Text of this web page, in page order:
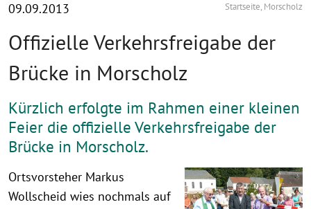
09.09.2013 Startseite, Morscholz
Offizielle Verkehrsfreigabe der
Brücke in Morscholz
Kürzlich erfolgte im Rahmen einer kleinen
Feier die offizielle Verkehrsfreigabe der
Brücke in Morscholz.
Ortsvorsteher Markus
Wollscheid wies nochmals auf